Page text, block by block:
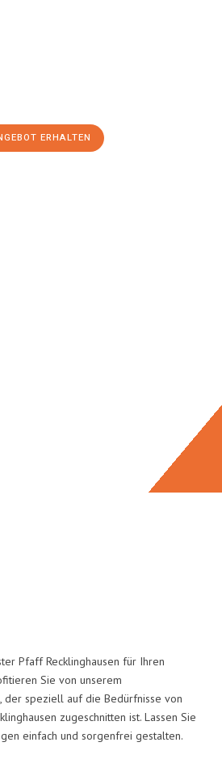
ERHALTEN
Pfaff Recklinghausen für Ihren
Sie von unserem
, der speziell auf die Bedürfnisse von
zugeschnitten ist. Lassen Sie
einfach und sorgenfrei gestalten.